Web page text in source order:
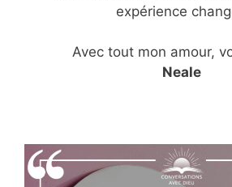
expérience
Avec tout mon amour,
Neale